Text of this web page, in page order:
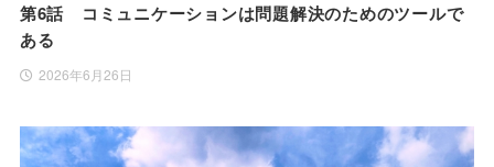
第6話 コミュニケーションは問題解決のためのツールで
ある
2026年6月26日